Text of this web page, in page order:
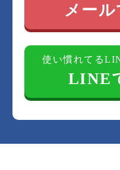
メー
使い慣れてる
LINE